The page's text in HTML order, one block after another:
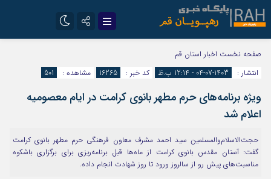
تلگرام
ایتا
صفحه نخست اخبار استان قم
انتشار :
1403-07-04 - 12:14 ب.ظ کد خبر : 16265 مشاهده : 501
ویژه برنامه‌های حرم مطهر بانوی کرامت در ایام معصومیه
اعلام شد
حجت‌الاسلام‌والمسلمین سید احمد مشرف معاون فرهنگی حرم مطهر بانوی کرامت
گفت: آستان مقدس بانوی کرامت از ماه‌ها قبل برنامه‌ریزی برای برگزاری باشکوه
مناسبت‌های پیش رو از سالروز ورود تا روز شهادت انجام داده.